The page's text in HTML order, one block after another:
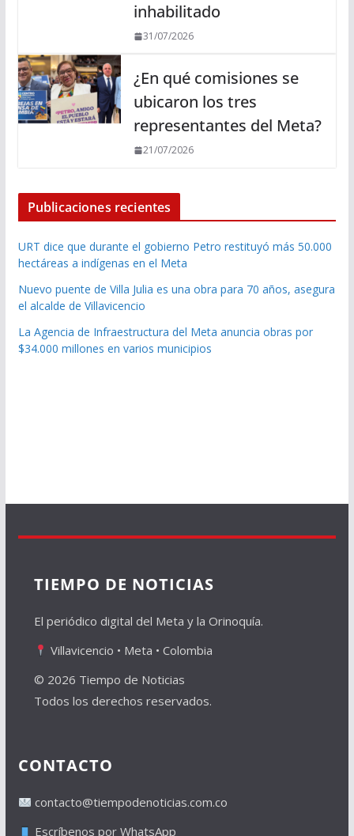
inhabilitado
31/07/2026
¿En qué comisiones se
ubicaron los tres
representantes del Meta?
21/07/2026
Publicaciones recientes
URT dice que durante el gobierno Petro restituyó más 50.000
hectáreas a indígenas en el Meta
Nuevo puente de Villa Julia es una obra para 70 años, asegura
el alcalde de Villavicencio
La Agencia de Infraestructura del Meta anuncia obras por
$34.000 millones en varios municipios
TIEMPO DE NOTICIAS
El periódico digital del Meta y la Orinoquía.
Villavicencio • Meta • Colombia
© 2026 Tiempo de Noticias
Todos los derechos reservados.
CONTACTO
contacto@tiempodenoticias.com.co
Escríbenos por WhatsApp